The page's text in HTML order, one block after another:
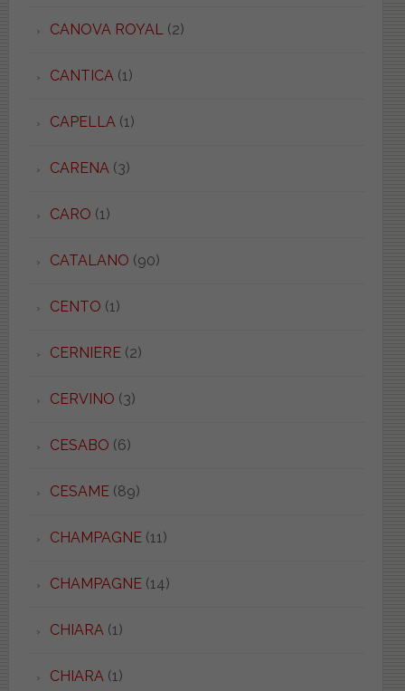
CANOVA ROYAL(2)
CANTICA(1)
CAPELLA(1)
CARENA(3)
CARO (1)
CATALANO (90)
CENTO (1)
CERNIERE(2)
CERVINO (3)
CESABO (6)
CESAME(89)
CHAMPAGNE(11)
CHAMPAGNE(14)
CHIARA(1)
CHIARA(1)